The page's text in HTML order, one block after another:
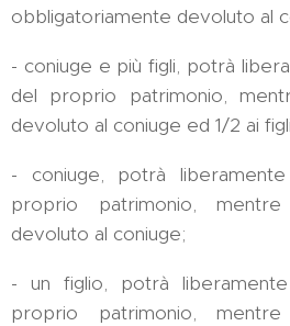
obbligatoriamente devoluto al
- coniuge e più figli, potrà
del proprio patrimonio,
devoluto al coniuge ed 1/2 ai
- coniuge, potrà
proprio patrimonio,
devoluto al coniuge;
- un figlio, potrà
proprio patrimonio,